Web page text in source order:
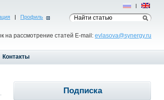
| Профиль
на рассмотрение статей E-mail: evlasova@synergy.ru
Рус | Eng
Контакты
Подписка